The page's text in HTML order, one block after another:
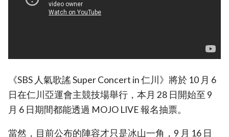
《SBS 人氣歌謠 Super Concert in 仁川》將於 10 月 6
日在仁川亞運會主競技場舉行，本月 28 日開始至 9
月 6 日期間都能透過 MOJO LIVE 報名抽票。
當然，目前公布的陣容才只是冰山一角，9 月 16 日